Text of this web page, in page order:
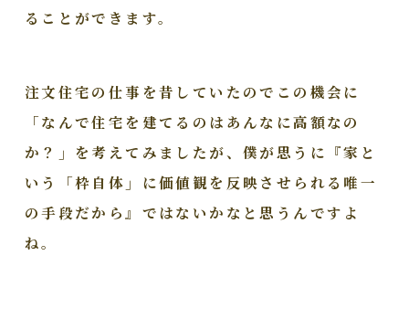
ることができます。
注文住宅の仕事を昔していたのでこの機会に
「なんで住宅を建てるのはあんなに高額なの
か？」を考えてみましたが、僕が思うに『家と
いう「枠自体」に価値観を反映させられる唯一
の手段だから』ではないかなと思うんですよ
ね。